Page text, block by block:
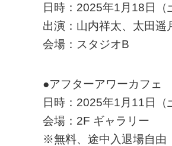
日時：2025年1月18日
出演：山内祥太、太田遥
会場：スタジオB
●アフターアワーカフェ
日時：2025年1月11日
会場：2F ギャラリー
※無料、途中入退場自由